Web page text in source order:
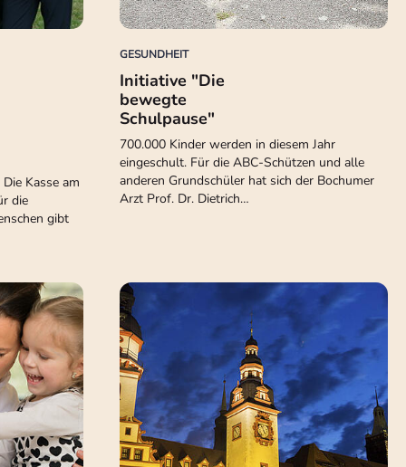
Kasse am
die
gibt
GESUNDHEIT
Initiative "Die
bewegte
Schulpause"
700.000 Kinder werden in diesem Jahr
eingeschult. Für die ABC-Schützen und alle
anderen Grundschüler hat sich der Bochumer
Arzt Prof. Dr. Dietrich…